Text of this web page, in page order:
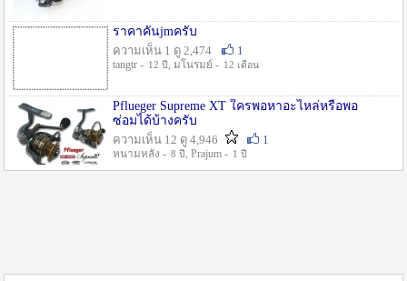
ราคาคันjmครับ
ความเห็น 1 ดู 2,474
1
tangtr - 12 ปี , มโนรมย์ - 12 เดือน
Pflueger Supreme XT ใครพอหาอะไหล่หรือพอ
ซ่อมได้บ้างครับ
ความเห็น 12 ดู 4,946
1
หนามหลัง - 8 ปี , Prajum - 1 ปี